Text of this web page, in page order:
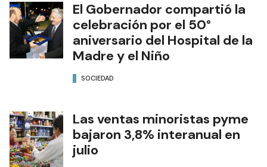
El Gobernador compartió la
celebración por el 50°
aniversario del Hospital de la
Madre y el Niño
SOCIEDAD
Las ventas minoristas pyme
bajaron 3,8% interanual en
julio